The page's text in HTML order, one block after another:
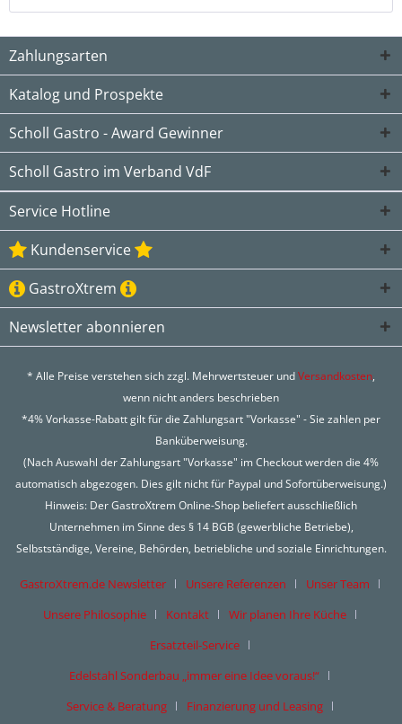
Zahlungsarten
Katalog und Prospekte
Scholl Gastro - Award Gewinner
Scholl Gastro im Verband VdF
Service Hotline
Kundenservice
GastroXtrem
Newsletter abonnieren
* Alle Preise verstehen sich zzgl. Mehrwertsteuer undVersandkosten,
wenn nicht anders beschrieben
*4% Vorkasse-Rabatt gilt für die Zahlungsart "Vorkasse" - Sie zahlen per
Banküberweisung.
(Nach Auswahl der Zahlungsart "Vorkasse" im Checkout werden die 4%
automatisch abgezogen. Dies gilt nicht für Paypal und Sofortüberweisung.)
Hinweis: Der GastroXtrem Online-Shop beliefert ausschließlich
Unternehmen im Sinne des § 14 BGB (gewerbliche Betriebe),
Selbstständige, Vereine, Behörden, betriebliche und soziale Einrichtungen.
GastroXtrem.de Newsletter Unsere Referenzen
Unser Team
Unsere Philosophie
Kontakt
Wir planen Ihre Küche
Ersatzteil-Service
Edelstahl Sonderbau „immer eine Idee voraus!“
Service & Beratung
Finanzierung und Leasing